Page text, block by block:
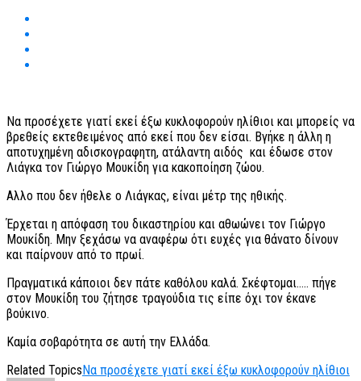
Να προσέχετε γιατί εκεί έξω κυκλοφορούν ηλίθιοι και μπορείς να
βρεθείς εκτεθειμένος από εκεί που δεν είσαι. Βγήκε η άλλη η
αποτυχημένη αδισκογραφητη, ατάλαντη αιδός και έδωσε στον
Λιάγκα τον Γιώργο Μουκίδη για κακοποίηση ζώου.
Αλλο που δεν ήθελε ο Λιάγκας, είναι μέτρ της ηθικής.
Έρχεται η απόφαση του δικαστηρίου και αθωώνει τον Γιώργο
Μουκίδη. Μην ξεχάσω να αναφέρω ότι ευχές για θάνατο δίνουν
και παίρνουν από το πρωί.
Πραγματικά κάποιοι δεν πάτε καθόλου καλά. Σκέφτομαι….. πήγε
στον Μουκίδη του ζήτησε τραγούδια τις είπε όχι τον έκανε
βούκινο.
Καμία σοβαρότητα σε αυτή την Ελλάδα.
Related Topics Να προσέχετε γιατί εκεί έξω κυκλοφορούν ηλίθιοι